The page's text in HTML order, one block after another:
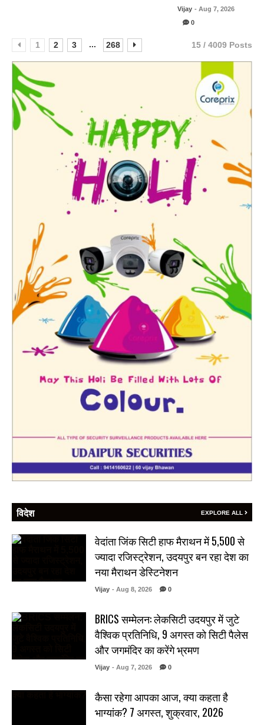
Vijay - Aug 7, 2026
0
1 2 3 ... 268 15 / 4009 Posts
विदेश EXPLORE ALL
वेदांता जिंक सिटी हाफ मैराथन में 5,500 से
ज्यादा रजिस्ट्रेशन, उदयपुर बन रहा देश का
नया मैराथन डेस्टिनेशन
Vijay - Aug 8, 2026 0
BRICS सम्मेलन: लेकसिटी उदयपुर में जुटे
वैश्विक प्रतिनिधि, 9 अगस्त को सिटी पैलेस
और जगमंदिर का करेंगे भ्रमण
Vijay - Aug 7, 2026 0
कैसा रहेगा आपका आज, क्या कहता है
भाग्यांक? 7 अगस्त, शुक्रवार, 2026